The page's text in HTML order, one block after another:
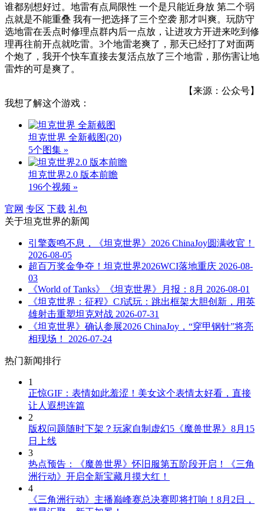
谁都别想好过。地雷有点局限性 一个是只能近身放 第二个弱
点就是不能重叠 我有一把选择了三个空袭 那才叫爽。玩防守
选地雷在丢点时修理点群内后一点放，让进攻方开进来吃到修
理再往前开点就吃雷。3个地雷老爽了，那天已经打了对面两
个炮了，我开个快车直接去复活点放了三个地雷，那伤害让地
雷炸的可是爽了。
【来源：公众号】
我想了解这个游戏：
坦克世界 全新截图(20)
5个图集 »
坦克世界2.0 版本前瞻
196个视频 »
官网 专区 下载 礼包
关于坦克世界的新闻
引擎轰鸣不息，《坦克世界》2026 ChinaJoy圆满收官！
2026-08-05
超百万奖金争夺！坦克世界2026WCI落地重庆 2026-08-
03
《World of Tanks》《坦克世界》月报：8月 2026-08-01
《坦克世界：征程》CJ试玩：跳出框架大胆创新，用英
雄射击重塑坦克对战 2026-07-31
《坦克世界》确认参展2026 ChinaJoy，“穿甲钢针”将亮
相现场！
2026-07-24
热门新闻排行
1
正惊GIF：表情如此羞涩！美女这个表情太好看，直接
让人遐想连篇
2
版权问题随时下架？玩家自制虚幻5《魔兽世界》8月15
日上线
3
热点预告：《魔兽世界》怀旧服第五阶段开启！《三角
洲行动》开启全新宝藏月摸大红！
4
《三角洲行动》主播巅峰赛总决赛即将打响！8月2日，